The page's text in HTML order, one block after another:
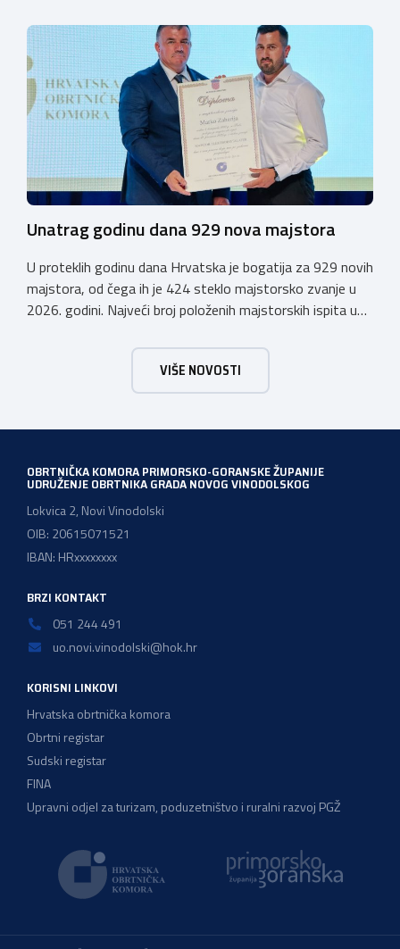
otvoren u petak, 23. listopada 2026. u
poslijepodnevnim, uz uvodno predavanje i pozdrav
domaćina. Tijekom subote, 24. listopada, održavat će se
predavanja, interaktivne radionice te okrugli stolovi na
aktualne teme. […]
Unatrag godinu dana 929 nova majstora
U proteklih godinu dana Hrvatska je bogatija za 929 novih
majstora, od čega ih je 424 steklo majstorsko zvanje u
2026. godini. Najveći broj položenih majstorskih ispita u
majstor elektroinstalater, majstor frizer, majstor
vodoinstalatera, instalatera grijanja i klimatizacije te
majstora automehaničara. Najveći broj navedenih
VIŠE NOVOSTI
OBRTNIČKA KOMORA PRIMORSKO-GORANSKE ŽUPANIJE
UDRUŽENJE OBRTNIKA GRADA NOVOG VINODOLSKOG
Lokvica 2, Novi Vinodolski
OIB: 20615071521
IBAN: HRxxxxxxxx
BRZI KONTAKT
051 244 491
uo.novi.vinodolski@hok.hr
KORISNI LINKOVI
Hrvatska obrtnička komora
Obrtni registar
Sudski registar
FINA
Upravni odjel za turizam, poduzetništvo i ruralni razvoj PGŽ